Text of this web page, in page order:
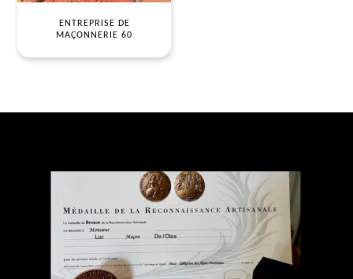
ENTREPRISE DE
MAÇONNERIE 60